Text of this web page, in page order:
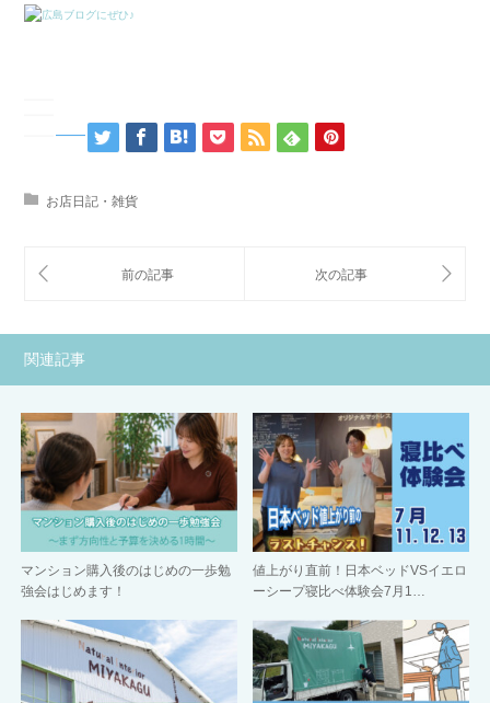
お店日記・雑貨
関連記事
マンション購入後のはじめの一歩勉
強会はじめます！
値上がり直前！日本ベッドVSイエロ
ーシープ寝比べ体験会7月1…